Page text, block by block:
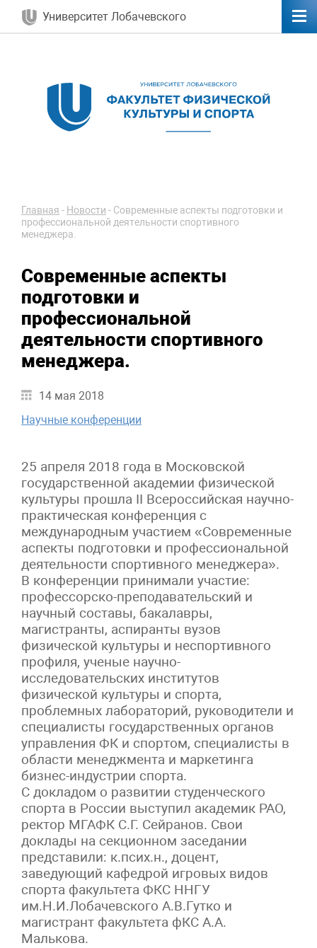
Университет Лобачевского
Главная - Новости - Современные аспекты подготовки и
профессиональной деятельности спортивного
менеджера.
Современные аспекты
подготовки и
профессиональной
деятельности спортивного
менеджера.
14 мая 2018
Научные конференции
25 апреля 2018 года в Московской
государственной академии физической
культуры прошла II Всероссийская научно-
практическая конференция с
международным участием «Современные
аспекты подготовки и профессиональной
деятельности спортивного менеджера».
В конференции принимали участие:
профессорско-преподавательский и
научный составы, бакалавры,
магистранты, аспиранты вузов
физической культуры и неспортивного
профиля, ученые научно-
исследовательских институтов
физической культуры и спорта,
проблемных лабораторий, руководители и
специалисты государственных органов
управления ФК и спортом, специалисты в
области менеджмента и маркетинга
бизнес-индустрии спорта.
С докладом о развитии студенческого
спорта в России выступил академик РАО,
ректор МГАФК С.Г. Сейранов. Свои
доклады на секционном заседании
представили: к.псих.н., доцент,
заведующий кафедрой игровых видов
спорта факультета ФКС ННГУ
им.Н.И.Лобачевского А.В.Гутко и
магистрант факультета фКС А.А.
Малькова.